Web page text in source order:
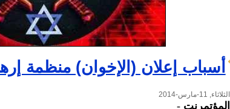
أسباب إعلان (الإخوان) منظمة
الثلاثاء, 11-مارس-2014
المؤتمرنت -